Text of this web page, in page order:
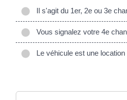
Il s'agit du 1er, 2e ou 3e
Vous signalez votre 4e
Le véhicule est une